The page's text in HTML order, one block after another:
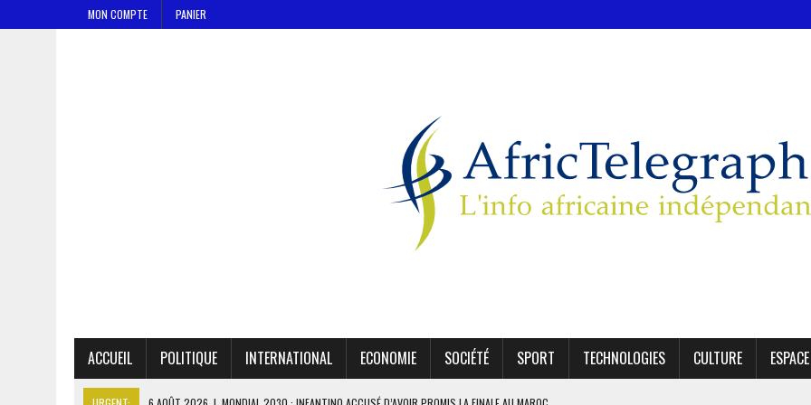
MON COMPTE PANIER
ACCUEIL POLITIQUE INTERNATIONAL ECONOMIE SOCIÉTÉ SPORT TECHNOLOGIES CULTURE